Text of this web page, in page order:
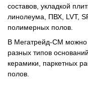
составов, укладкой
линолеума, ПВХ, LVT,
полимерных полов.
В Мегатрейд-СМ можно
разных типов
керамики, паркетных
полов.